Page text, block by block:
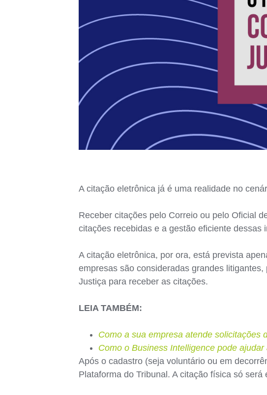
A citação eletrônica já é uma realidade no
Receber citações pelo Correio ou pelo Oficial
citações recebidas e a gestão eficiente
A citação eletrônica, por ora, está prevista
empresas são consideradas grandes
Justiça para receber as citações.
LEIA TAMBÉM:
Como a sua empresa atende solicitações
Como o Business Intelligence pode
Após o cadastro (seja voluntário ou em
Plataforma do Tribunal. A citação física só